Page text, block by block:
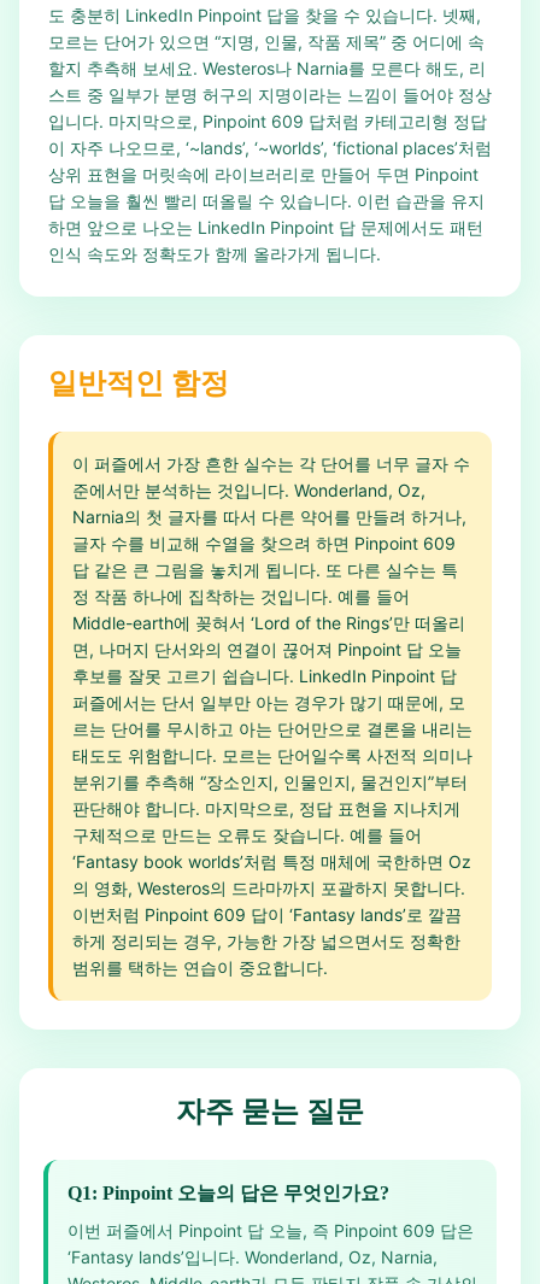
도 충분히 LinkedIn Pinpoint 답을 찾을 수 있습니다. 넷째,
모르는 단어가 있으면 “지명, 인물, 작품 제목” 중 어디에 속
할지 추측해 보세요. Westeros나 Narnia를 모른다 해도, 리
스트 중 일부가 분명 허구의 지명이라는 느낌이 들어야 정상
입니다. 마지막으로, Pinpoint 609 답처럼 카테고리형 정답
이 자주 나오므로, ‘~lands’, ‘~worlds’, ‘fictional places’처럼
상위 표현을 머릿속에 라이브러리로 만들어 두면 Pinpoint
답 오늘을 훨씬 빨리 떠올릴 수 있습니다. 이런 습관을 유지
하면 앞으로 나오는 LinkedIn Pinpoint 답 문제에서도 패턴
인식 속도와 정확도가 함께 올라가게 됩니다.
일반적인 함정
이 퍼즐에서 가장 흔한 실수는 각 단어를 너무 글자 수
준에서만 분석하는 것입니다. Wonderland, Oz,
Narnia의 첫 글자를 따서 다른 약어를 만들려 하거나,
글자 수를 비교해 수열을 찾으려 하면 Pinpoint 609
답 같은 큰 그림을 놓치게 됩니다. 또 다른 실수는 특
정 작품 하나에 집착하는 것입니다. 예를 들어
Middle-earth에 꽂혀서 ‘Lord of the Rings’만 떠올리
면, 나머지 단서와의 연결이 끊어져 Pinpoint 답 오늘
후보를 잘못 고르기 쉽습니다. LinkedIn Pinpoint 답
퍼즐에서는 단서 일부만 아는 경우가 많기 때문에, 모
르는 단어를 무시하고 아는 단어만으로 결론을 내리는
태도도 위험합니다. 모르는 단어일수록 사전적 의미나
분위기를 추측해 “장소인지, 인물인지, 물건인지”부터
판단해야 합니다. 마지막으로, 정답 표현을 지나치게
구체적으로 만드는 오류도 잦습니다. 예를 들어
‘Fantasy book worlds’처럼 특정 매체에 국한하면 Oz
의 영화, Westeros의 드라마까지 포괄하지 못합니다.
이번처럼 Pinpoint 609 답이 ‘Fantasy lands’로 깔끔
하게 정리되는 경우, 가능한 가장 넓으면서도 정확한
범위를 택하는 연습이 중요합니다.
자주 묻는 질문
Q1: Pinpoint 오늘의 답은 무엇인가요?
이번 퍼즐에서 Pinpoint 답 오늘, 즉 Pinpoint 609 답은
‘Fantasy lands’입니다. Wonderland, Oz, Narnia,